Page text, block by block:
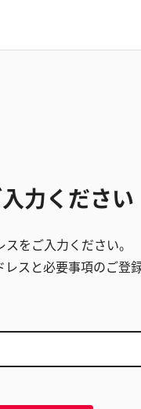
力ください
をご入力ください。
スと必要事項のご登